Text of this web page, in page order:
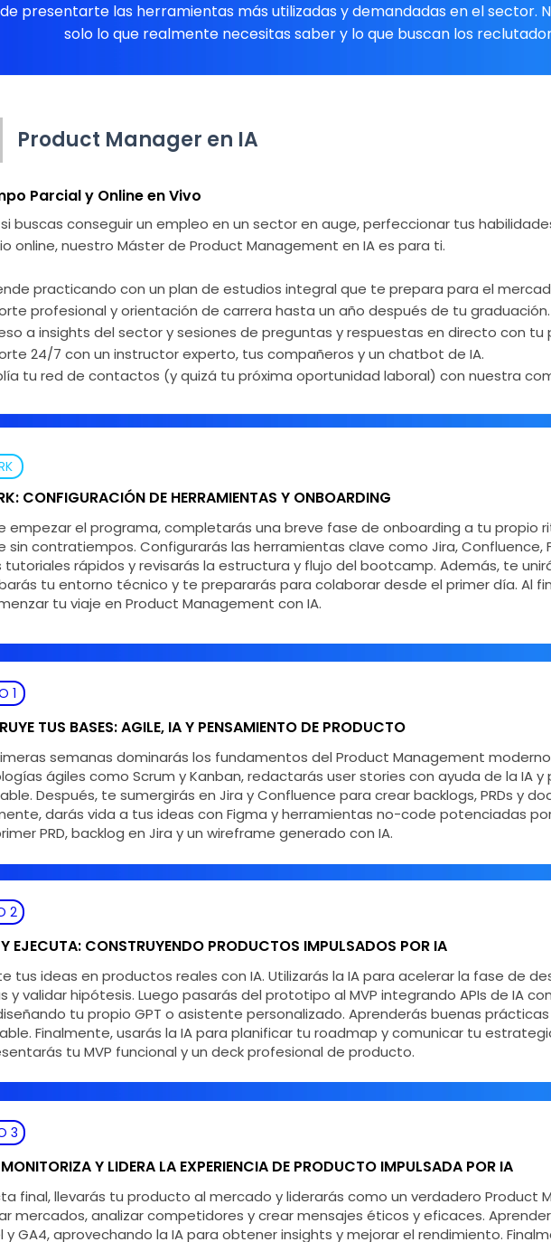
presentarte las herramientas más utilizadas y demandadas en el sector.
solo lo que realmente necesitas saber y lo que buscan los
Product Manager en IA
Parcial y Online en Vivo
buscas conseguir un empleo en un sector en auge, perfeccionar tus
online, nuestro Máster de Product Management en IA es para ti.
practicando con un plan de estudios integral que te prepara para el
profesional y orientación de carrera hasta un año después de tu graduación.
a insights del sector y sesiones de preguntas y respuestas en directo con tu
24/7 con un instructor experto, tus compañeros y un chatbot de IA.
tu red de contactos (y quizá tu próxima oportunidad laboral) con nuestra
CONFIGURACIÓN DE HERRAMIENTAS Y ONBOARDING
empezar el programa, completarás una breve fase de onboarding a tu propio
sin contratiempos. Configurarás las herramientas clave como Jira, Confluence,
tutoriales rápidos y revisarás la estructura y flujo del bootcamp. Además, te
tu entorno técnico y te prepararás para colaborar desde el primer día. Al
tu viaje en Product Management con IA.
1
TUS BASES: AGILE, IA Y PENSAMIENTO DE PRODUCTO
semanas dominarás los fundamentos del Product Management
ágiles como Scrum y Kanban, redactarás user stories con ayuda de la IA
Después, te sumergirás en Jira y Confluence para crear backlogs, PRDs y
darás vida a tus ideas con Figma y herramientas no-code potenciadas
PRD, backlog en Jira y un wireframe generado con IA.
2
EJECUTA: CONSTRUYENDO PRODUCTOS IMPULSADOS POR IA
tus ideas en productos reales con IA. Utilizarás la IA para acelerar la fase de
y validar hipótesis. Luego pasarás del prototipo al MVP integrando APIs de IA
tu propio GPT o asistente personalizado. Aprenderás buenas
Finalmente, usarás la IA para planificar tu roadmap y comunicar tu
tu MVP funcional y un deck profesional de producto.
3
Y LIDERA LA EXPERIENCIA DE PRODUCTO IMPULSADA POR IA
final, llevarás tu producto al mercado y liderarás como un verdadero Product
mercados, analizar competidores y crear mensajes éticos y eficaces.
y GA4, aprovechando la IA para obtener insights y mejorar el rendimiento.